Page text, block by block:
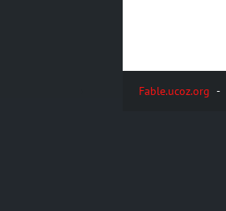
Fable.ucoz.org -